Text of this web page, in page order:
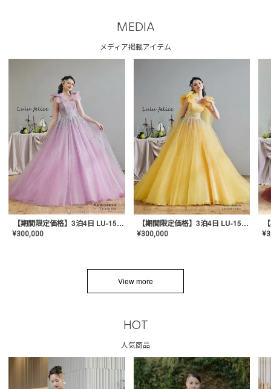
MEDIA
メディア掲載アイテム
【期間限定価格】3泊4日 LU-1501(Pink)
¥300,000
【期間限定価格】3泊4日 LU-1501(Yellow)
¥300,000 ¥
View more
HOT
人気商品